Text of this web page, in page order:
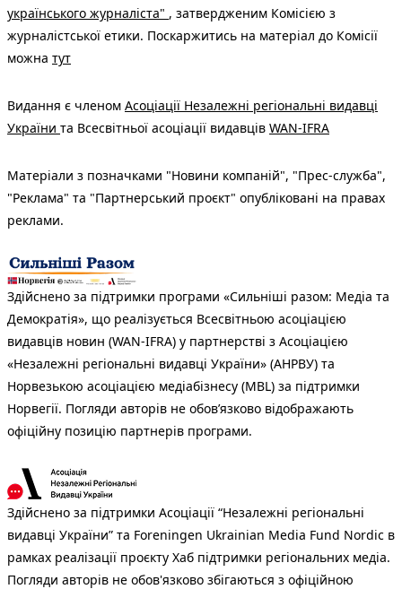
українського журналіста" , затвердженим Комісією з
журналістської етики. Поскаржитись на матеріал до Комісії
можна тут
Видання є членом Асоціації Незалежні регіональні видавці
України та Всесвітньої асоціації видавців WAN-IFRA
Матеріали з позначками "Новини компаній", "Прес-служба",
"Реклама" та "Партнерський проєкт" опубліковані на правах
реклами.
Здійснено за підтримки програми «Сильніші разом: Медіа та
Демократія», що реалізується Всесвітньою асоціацією
видавців новин (WAN-IFRA) у партнерстві з Асоціацією
«Незалежні регіональні видавці України» (АНРВУ) та
Норвезькою асоціацією медіабізнесу (MBL) за підтримки
Норвегії. Погляди авторів не обов’язково відображають
офіційну позицію партнерів програми.
Здійснено за підтримки Асоціації “Незалежні регіональні
видавці України” та Foreningen Ukrainian Media Fund Nordic в
рамках реалізації проєкту Хаб підтримки регіональних медіа.
Погляди авторів не обов'язково збігаються з офіційною